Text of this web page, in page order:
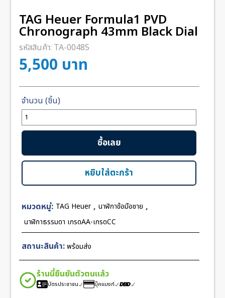
TAG Heuer Formula1 PVD
Chronograph 43mm Black Dial
รหัสสินค้า: TA-00485
5,500 บาท
จำนวน
TAG
Heuer
PVD
43mm
Dial
ชิ้น
หยิบใส่ตะกร้า
ซื้อเลย
หมวดหมู่: TAG Heuer , นาฬิกาข้อมือชาย ,
นาฬิกาธรรมดา เกรดAA-เกรดCC
สถานะสินค้า:พร้อมส่ง
ร้านนี้ยืนยันตัวตนแล้ว
บัตรประชาชน บุ๊คแบงก์